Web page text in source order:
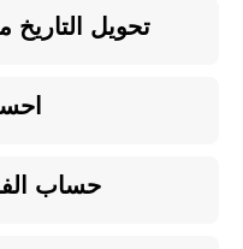
تحويل
حساب